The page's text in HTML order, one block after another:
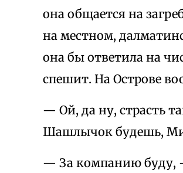
она общается на
на местном,
она бы ответила на
спешит. На Острове
— Ой, да ну, страсть
Шашлычок будешь,
— За компанию буду,